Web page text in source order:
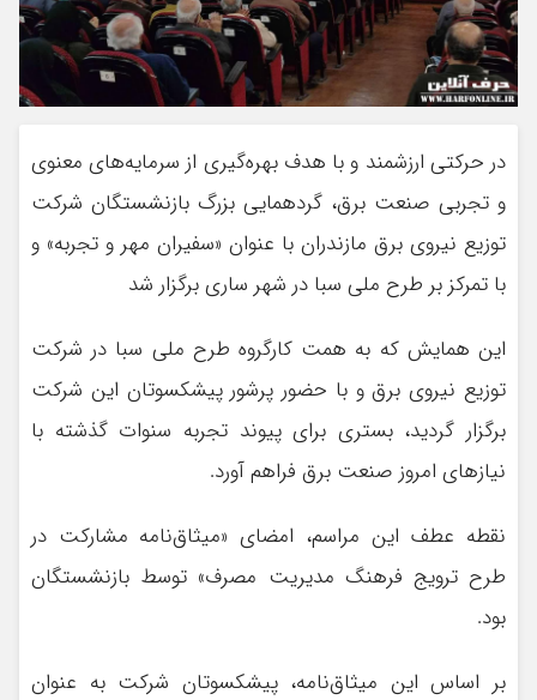
در حرکتی ارزشمند و با هدف بهره‌گیری از سرمایه‌های معنوی
و تجربی صنعت برق، گردهمایی بزرگ بازنشستگان شرکت
توزیع نیروی برق مازندران با عنوان «سفیران مهر و تجربه» و
با تمرکز بر طرح ملی سبا در شهر ساری برگزار شد
این همایش که به همت کارگروه طرح ملی سبا در شرکت
توزیع نیروی برق و با حضور پرشور پیشکسوتان این شرکت
برگزار گردید، بستری برای پیوند تجربه سنوات گذشته با
نیازهای امروز صنعت برق فراهم آورد.
نقطه عطف این مراسم، امضای «میثاق‌نامه مشارکت در
طرح ترویج فرهنگ مدیریت مصرف» توسط بازنشستگان
بود.
بر اساس این میثاق‌نامه، پیشکسوتان شرکت به عنوان